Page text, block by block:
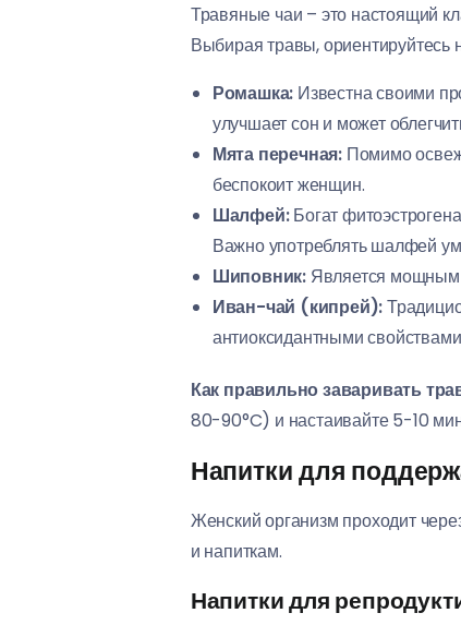
Травяные чаи – это настоящий
Выбирая травы, ориентируйтесь
Ромашка: Известна своими
улучшает сон и может
Мята перечная:Помимо
беспокоит женщин.
Шалфей:Богат
Важно употреблять шалфей
Шиповник:Является мощным
Иван-чай (кипрей):
антиоксидантными
Как правильно заваривать
80-90°C) и настаивайте 5-10
Напитки для
Женский организм проходит
и напиткам.
Напитки для